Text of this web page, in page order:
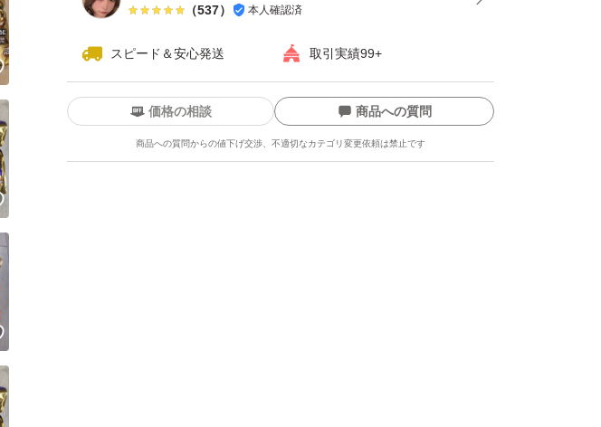
（537） 本人確認済
スピード＆安心発送 取引実績99+
について
ザーにバッジを付与しています
価格の相談 商品への質問
商品への質問からの値下げ交渉、不適切なカテゴリ変更依頼は禁止です
ピーします
いいね！